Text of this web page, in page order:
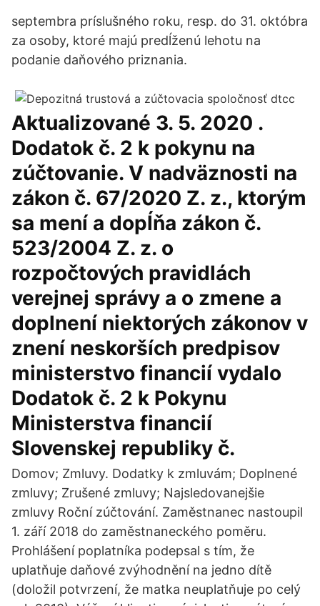
septembra príslušného roku, resp. do 31. októbra
za osoby, ktoré majú predĺženú lehotu na
podanie daňového priznania.
Aktualizované 3. 5. 2020 .
Dodatok č. 2 k pokynu na
zúčtovanie. V nadväznosti na
zákon č. 67/2020 Z. z., ktorým
sa mení a dopĺňa zákon č.
523/2004 Z. z. o
rozpočtových pravidlách
verejnej správy a o zmene a
doplnení niektorých zákonov v
znení neskorších predpisov
ministerstvo financií vydalo
Dodatok č. 2 k Pokynu
Ministerstva financií
Slovenskej republiky č.
Domov; Zmluvy. Dodatky k zmluvám; Doplnené
zmluvy; Zrušené zmluvy; Najsledovanejšie
zmluvy Roční zúčtování. Zaměstnanec nastoupil
1. září 2018 do zaměstnaneckého poměru.
Prohlášení poplatníka podepsal s tím, že
uplatňuje daňové zvýhodnění na jedno dítě
(doložil potvrzení, že matka neuplatňuje po celý